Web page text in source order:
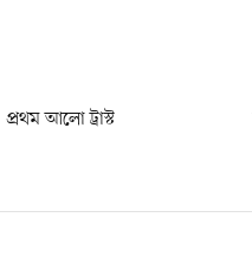
প্রথম আলো ট্রাস্ট